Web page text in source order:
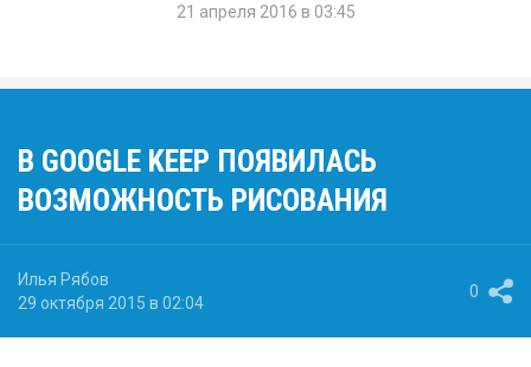
21 апреля 2016 в 03:45
В GOOGLE KEEP ПОЯВИЛАСЬ
ВОЗМОЖНОСТЬ РИСОВАНИЯ
Илья Рябов
29 октября 2015 в 02:04
0